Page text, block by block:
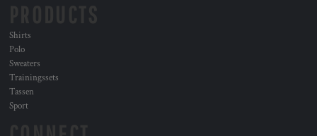
Shirts
Polo
Sweaters
Trainingssets
Tassen
Sport